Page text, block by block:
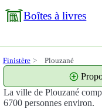
Boîtes à livres
Finistère Plouzané
La ville de Plouzané
6700 personnes environ.